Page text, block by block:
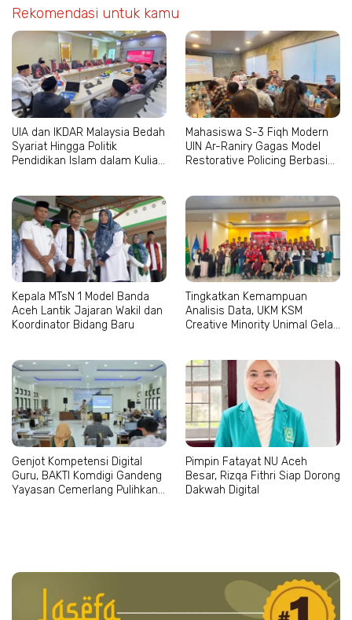
Rekomendasi untuk kamu
UIA dan IKDAR Malaysia Bedah
Syariat Hingga Politik
Pendidikan Islam dalam Kuliah
Mahasiswa S-3 Fiqh Modern
UIN Ar-Raniry Gagas Model
Restorative Policing Berbasis
Kepala MTsN 1 Model Banda
Aceh Lantik Jajaran Wakil dan
Koordinator Bidang Baru
Tingkatkan Kemampuan
Analisis Data, UKM KSM
Creative Minority Unimal Gelar
Genjot Kompetensi Digital
Guru, BAKTI Komdigi Gandeng
Yayasan Cemerlang Pulihkan
Pimpin Fatayat NU Aceh
Besar, Rizqa Fithri Siap Dorong
Dakwah Digital